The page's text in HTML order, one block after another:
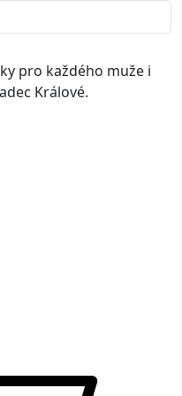
pro každého muže i
Králové.